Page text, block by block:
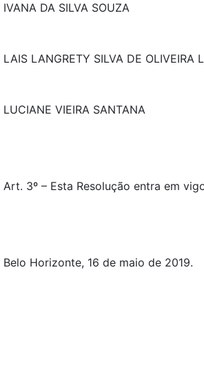
IVANA DA SILVA SOUZA
LAIS LANGRETY SILVA DE OLIVEIRA
LUCIANE VIEIRA SANTANA
Art. 3º – Esta Resolução entra em
Belo Horizonte, 16 de maio de 2019.